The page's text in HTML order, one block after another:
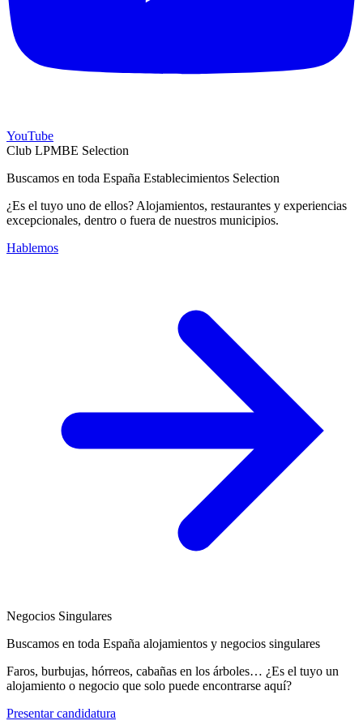
YouTube
Club LPMBE Selection
Buscamos en toda España Establecimientos Selection
¿Es el tuyo uno de ellos? Alojamientos, restaurantes y experiencias
excepcionales, dentro o fuera de nuestros municipios.
Hablemos
Negocios Singulares
Buscamos en toda España alojamientos y negocios singulares
Faros, burbujas, hórreos, cabañas en los árboles… ¿Es el tuyo un
alojamiento o negocio que solo puede encontrarse aquí?
Presentar candidatura